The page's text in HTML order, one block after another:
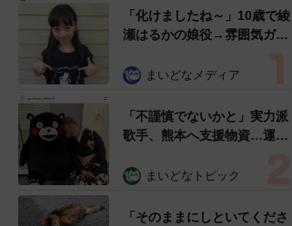
「化けましたね～」10歳で綾
瀬はるかの娘役→雰囲気ガラ
雰囲気が」「宝塚に入れそ
まいどなメディア
「不謹慎でないかと」実力派
歌手、熊本へ支援物資…運搬
めらい 「痛いほど伝わる」
まいどなトピック
「そのままにしといてくださ